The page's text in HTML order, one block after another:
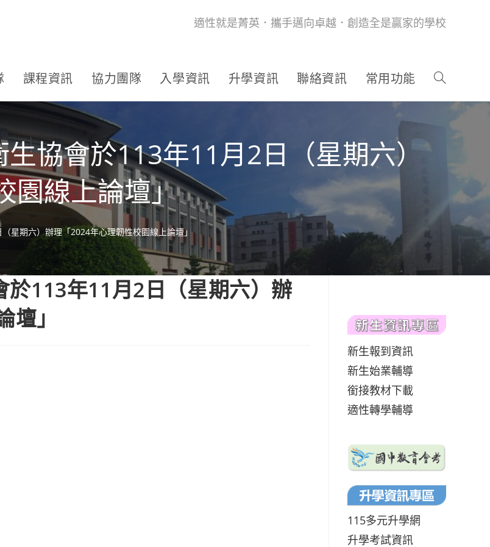
適性就是菁英．攜手邁向卓越．創造全是贏家的學校
課程資訊 協力團隊 入學資訊 升學資訊 聯絡資訊 常用功能
協會於113年11月2日（星期六）
園線上論壇」
星期六）辦理「2024年心理韌性校園線上論壇」
113年11月2日（星期六）辦
」
新生報到資訊
新生始業輔導
銜接教材下載
適性轉學輔導
115多元升學網
升學考試資訊